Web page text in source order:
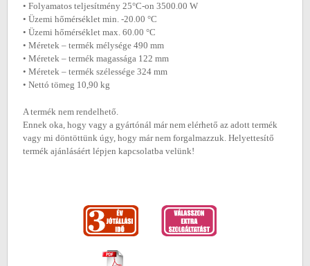
• Folyamatos teljesítmény 25°C-on 3500.00 W
• Üzemi hőmérséklet min. -20.00 °C
• Üzemi hőmérséklet max. 60.00 °C
• Méretek ‒ termék mélysége 490 mm
• Méretek ‒ termék magassága 122 mm
• Méretek ‒ termék szélessége 324 mm
• Nettó tömeg 10,90 kg
A termék nem rendelhető.
Ennek oka, hogy vagy a gyártónál már nem elérhető az adott termék
vagy mi döntöttünk úgy, hogy már nem forgalmazzuk. Helyettesítő
termék ajánlásáért lépjen kapcsolatba velünk!